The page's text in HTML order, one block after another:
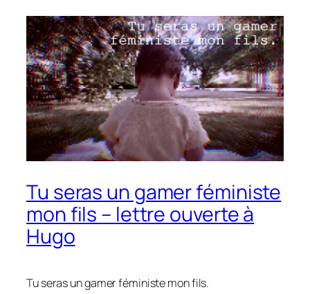
Tu seras un gamer féministe
mon fils – lettre ouverte à
Hugo
Tu seras un gamer féministe mon fils.